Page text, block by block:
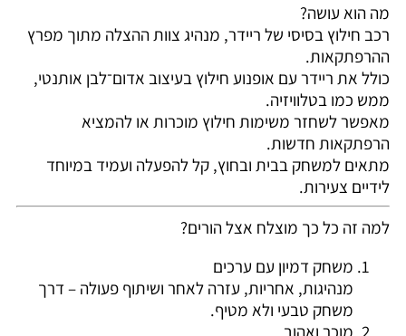
מה הוא עושה?
רכב חילוץ בסיסי של ריידר, מנהיג צוות ההצלה מתוך מפרץ
ההרפתקאות.
כולל את ריידר עם אופנוע חילוץ בעיצוב אדום־לבן אותנטי,
ממש כמו בטלוויזיה.
מאפשר לשחזר משימות חילוץ מוכרות או להמציא
הרפתקאות חדשות.
מתאים למשחק בבית ובחוץ, קל להפעלה ועמיד במיוחד
לידיים צעירות.
למה זה כל כך מוצלח אצל הורים?
משחק דמיון עם ערכים
מנהיגות, אחריות, עזרה לאחר ושיתוף פעולה – דרך
משחק טבעי ולא מטיף.
מוכר ואהוב